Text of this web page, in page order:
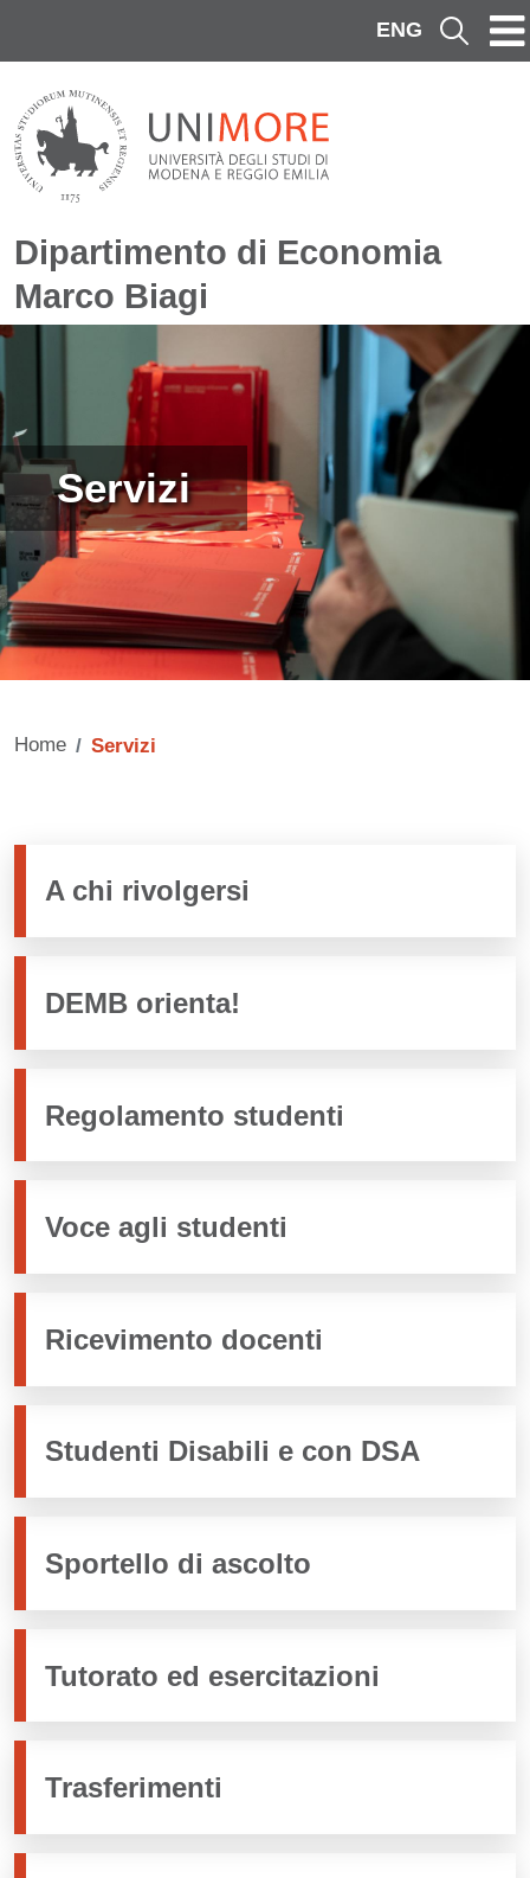
ENG Cerca
Dipartimento di Economia
Marco Biagi
Immagine
Servizi
Home Servizi
A chi rivolgersi
DEMB orienta!
Regolamento studenti
Voce agli studenti
Ricevimento docenti
Studenti Disabili e con DSA
Sportello di ascolto
Tutorato ed esercitazioni
Trasferimenti